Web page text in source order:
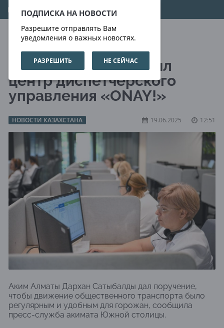
ПОДПИСКА НА НОВОСТИ
Разрешите отправлять Вам
уведомления о важных новостях.
РАЗРЕШИТЬ НЕ СЕЙЧАС
09.08.2026 00:01:45
Аким Алматы посетил
центр диспетчерского
управления «ONAY!»
НОВОСТИ КАЗАХСТАНА 19.06.2025 12:51
Аким Алматы Дархан Сатыбалды дал поручение,
чтобы движение общественного транспорта было
регулярным и удобным для горожан, сообщила
пресс-служба акимата Южной столицы.